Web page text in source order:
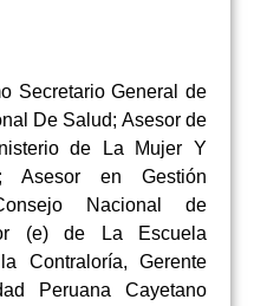
Secretario General de
De Salud; Asesor de
de La Mujer Y
Asesor en Gestión
Nacional de
(e) de La Escuela
Contraloría, Gerente
Peruana Cayetano